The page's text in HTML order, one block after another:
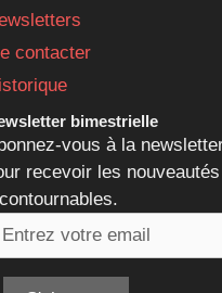
contacter
bimestrielle
vous à la
recevoir les